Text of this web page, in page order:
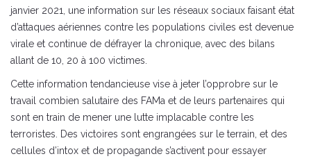
janvier 2021, une information sur les réseaux sociaux faisant état
d’attaques aériennes contre les populations civiles est devenue
virale et continue de défrayer la chronique, avec des bilans
allant de 10, 20 à 100 victimes.
Cette information tendancieuse vise à jeter l’opprobre sur le
travail combien salutaire des FAMa et de leurs partenaires qui
sont en train de mener une lutte implacable contre les
terroristes. Des victoires sont engrangées sur le terrain, et des
cellules d’intox et de propagande s’activent pour essayer